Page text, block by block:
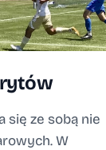
się ze sobą nie
W